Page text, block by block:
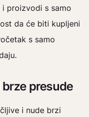
i proizvodi s samo
da će biti kupljeni
s samo
presude
i nude brzi